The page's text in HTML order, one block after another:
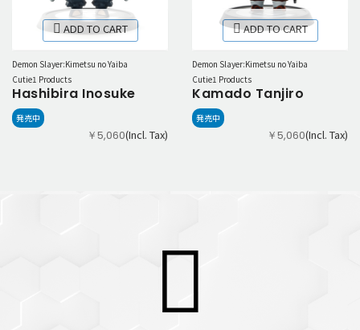
ADD TO CART
Demon Slayer:Kimetsu no Yaiba
Cutie1 Products
Hashibira Inosuke
発売中
￥5,060(Incl. Tax)
ADD TO CART
Demon Slayer:Kimetsu no Yaiba
Cutie1 Products
Kamado Tanjiro
発売中
￥5,060(Incl. Tax)